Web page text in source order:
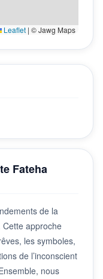
Fateha
de la
approche
les symboles,
de l’inconscient
nous
Leaflet | © Jawg Maps